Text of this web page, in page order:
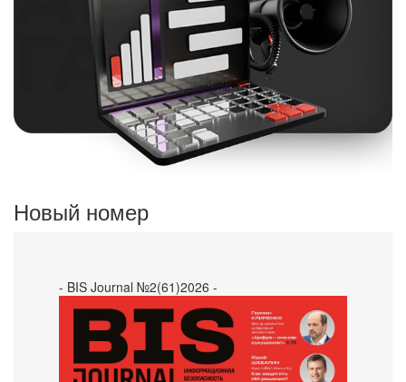
Новый номер
- BIS Journal №2(61)2026 -